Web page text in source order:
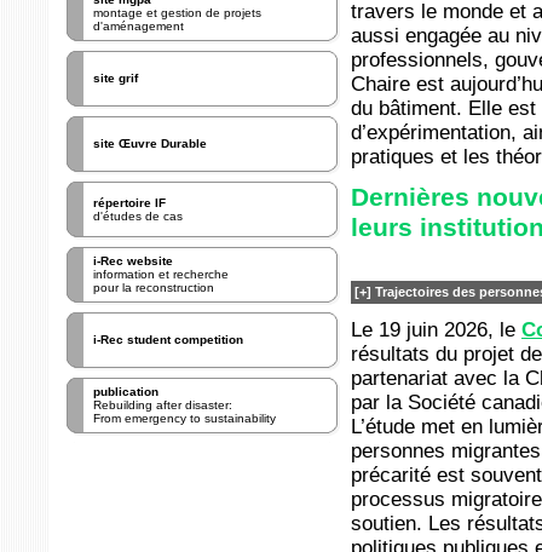
montage et gestion de projets
d'aménagement
site grif
site Œuvre Durable
répertoire IF
d'études de cas
i-Rec website
information et recherche
pour la reconstruction
i-Rec student competition
publication
Rebuilding after disaster:
From emergency to sustainability